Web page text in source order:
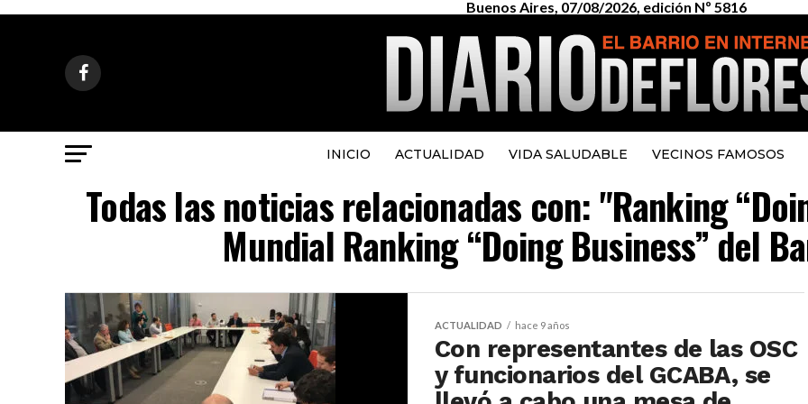
Buenos Aires, 07/08/2026, edición Nº 5816
INICIO ACTUALIDAD VIDA SALUDABLE VECINOS FAMOSOS
Todas las noticias relacionadas con: "Ranking
Mundial Ranking “Doing Business” del
ACTUALIDAD hace 9 años
Con representantes de las OSC
y funcionarios del GCABA, se